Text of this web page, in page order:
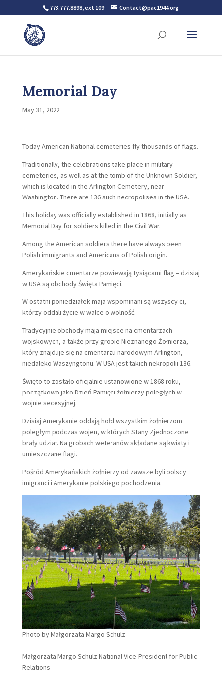
773.777.8898, ext 109 Contact@pac1944.org
Memorial Day
May 31, 2022
Today American National cemeteries fly thousands of flags.
Traditionally, the celebrations take place in military
cemeteries, as well as at the tomb of the Unknown Soldier,
which is located in the Arlington Cemetery, near
Washington. There are 136 such necropolises in the USA.
This holiday was officially established in 1868, initially as
Memorial Day for soldiers killed in the Civil War.
Among the American soldiers there have always been
Polish immigrants and Americans of Polish origin.
Amerykańskie cmentarze powiewają tysiącami flag – dzisiaj
w USA są obchody Święta Pamięci.
W ostatni poniedziałek maja wspominani są wszyscy ci,
którzy oddali życie w walce o wolność.
Tradycyjnie obchody mają miejsce na cmentarzach
wojskowych, a także przy grobie Nieznanego Żołnierza,
który znajduje się na cmentarzu narodowym Arlington,
niedaleko Waszyngtonu. W USA jest takich nekropolii 136.
Święto to zostało oficjalnie ustanowione w 1868 roku,
początkowo jako Dzień Pamięci żołnierzy poległych w
wojnie secesyjnej.
Dzisiaj Amerykanie oddają hołd wszystkim żołnierzom
poległym podczas wojen, w których Stany Zjednoczone
brały udział. Na grobach weteranów składane są kwiaty i
umieszczane flagi.
Pośród Amerykańskich żołnierzy od zawsze byli polscy
imigranci i Amerykanie polskiego pochodzenia.
Photo by Małgorzata Margo Schulz
Małgorzata Margo Schulz National Vice-President for Public
Relations